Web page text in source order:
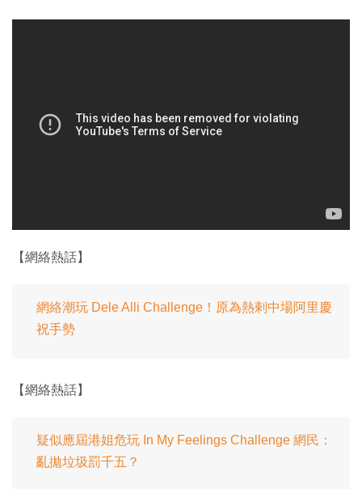
【網絡熱話】
網絡潮玩 Dele Alli Challenge！原為熱剌中場阿里慶
祝手勢
【網絡熱話】
疑似應屆港姐危玩 In My Feelings Challenge 網民：
亂拋垃圾罰千五？